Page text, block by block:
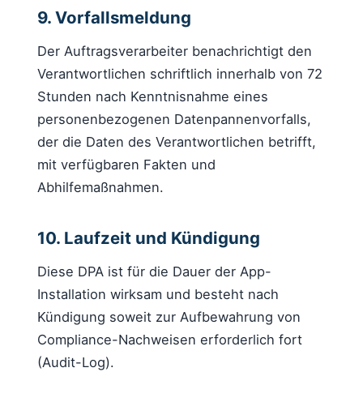
9. Vorfallsmeldung
Der Auftragsverarbeiter benachrichtigt den
Verantwortlichen schriftlich innerhalb von 72
Stunden nach Kenntnisnahme eines
personenbezogenen Datenpannenvorfalls,
der die Daten des Verantwortlichen betrifft,
mit verfügbaren Fakten und
Abhilfemaßnahmen.
10. Laufzeit und Kündigung
Diese DPA ist für die Dauer der App-
Installation wirksam und besteht nach
Kündigung soweit zur Aufbewahrung von
Compliance-Nachweisen erforderlich fort
(Audit-Log).